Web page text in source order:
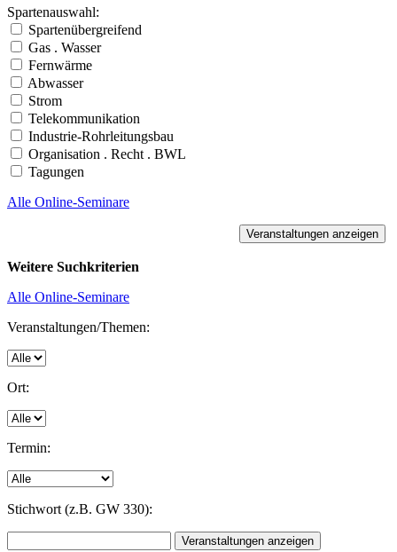
Spartenauswahl:
Spartenübergreifend
Gas . Wasser
Fernwärme
Abwasser
Strom
Telekommunikation
Industrie-Rohrleitungsbau
Organisation . Recht . BWL
Tagungen
Alle Online-Seminare
Weitere Suchkriterien
Alle Online-Seminare
Veranstaltungen/Themen:
Ort:
Termin:
Stichwort (z.B. GW 330):